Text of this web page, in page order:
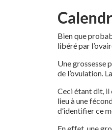
Bien que
libéré par
Une grossesse
de l’ovulation.
Ceci étant dit, il
lieu à une
d’identifier ce